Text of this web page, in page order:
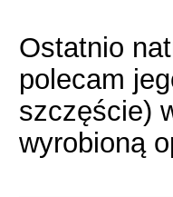
Ostatnio
polecam
szczęście)
wyrobioną